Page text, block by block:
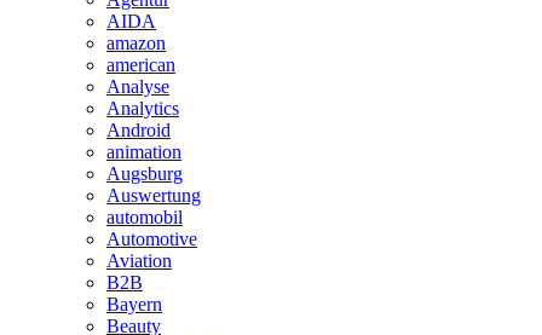
AIDA
amazon
american
Analyse
Analytics
Android
animation
Augsburg
Auswertung
automobil
Automotive
Aviation
B2B
Bayern
Beauty